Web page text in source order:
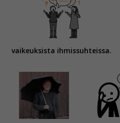
vaikeuksista ihmissuhteissa.